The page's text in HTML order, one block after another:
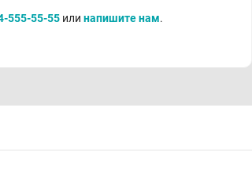
555-55-55 или напишите нам.